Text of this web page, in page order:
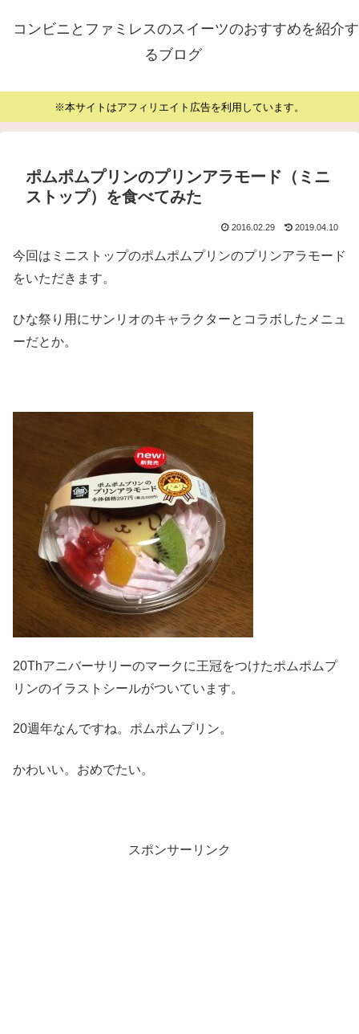
コンビニとファミレスのスイーツのおすすめを紹介す
るブログ
※本サイトはアフィリエイト広告を利用しています。
ポムポムプリンのプリンアラモード（ミニ
ストップ）を食べてみた
2016.02.29 2019.04.10
今回はミニストップのポムポムプリンのプリンアラモード
をいただきます。
ひな祭り用にサンリオのキャラクターとコラボしたメニュ
ーだとか。
20Thアニバーサリーのマークに王冠をつけたポムポムプ
リンのイラストシールがついています。
20週年なんですね。ポムポムプリン。
かわいい。おめでたい。
スポンサーリンク